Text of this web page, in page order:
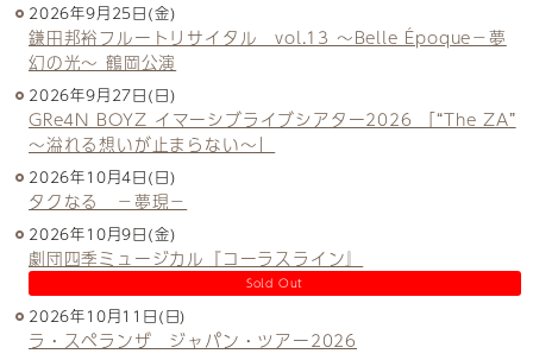
2026年9月25日(金)
鎌田邦裕フルートリサイタル vol.13 ～Belle Époque－夢
幻の光～ 鶴岡公演
2026年9月27日(日)
GRe4N BOYZ イマーシブライブシアター2026 「“The ZA”
〜溢れる想いが止まらない〜」
2026年10月4日(日)
タクなる －夢現－
2026年10月9日(金)
劇団四季ミュージカル『コーラスライン』
Sold Out
2026年10月11日(日)
ラ・スペランザ ジャパン・ツアー2026